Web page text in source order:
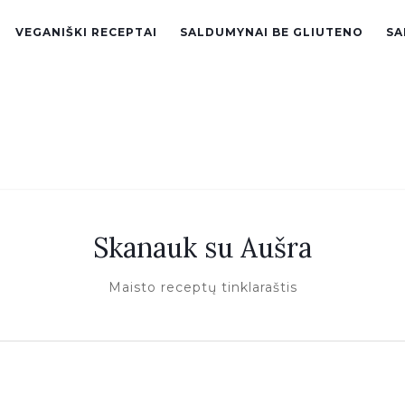
VEGANIŠKI RECEPTAI SALDUMYNAI BE GLIUTENO
Skanauk su Aušra
Maisto receptų tinklaraštis